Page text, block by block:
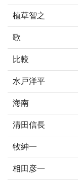
植草智之
歌
比較
水戸洋平
海南
清田信長
牧紳一
相田彦一